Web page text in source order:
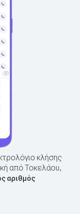
κλήσης
από Τοκελάου,
αριθμός